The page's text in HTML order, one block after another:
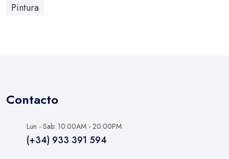
Pintura
Contacto
Lun - Sab: 10:00AM - 20:00PM
(+34) 933 391 594